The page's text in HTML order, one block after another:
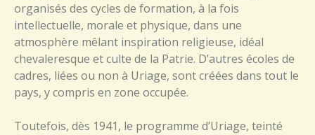
organisés des cycles de formation, à la fois
intellectuelle, morale et physique, dans une
atmosphère mêlant inspiration religieuse, idéal
chevaleresque et culte de la Patrie. D’autres écoles de
cadres, liées ou non à Uriage, sont créées dans tout le
pays, y compris en zone occupée.
Toutefois, dès 1941, le programme d’Uriage, teinté